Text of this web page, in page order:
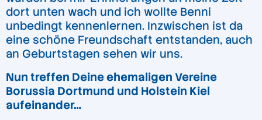
dort unten wach und ich wollte Benni
unbedingt kennenlernen. Inzwischen ist da
eine schöne Freundschaft entstanden, auch
an Geburtstagen sehen wir uns.
Nun treffen Deine ehemaligen Vereine
Borussia Dortmund und Holstein Kiel
aufeinander…